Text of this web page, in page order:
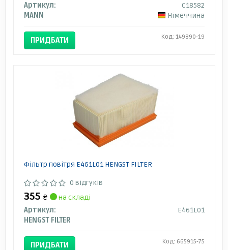
Артикул:
C18582
MANN
Німеччина
ПРИДБАТИ Код: 149890-19
Фільтр повітря E461L01 HENGST FILTER
0 відгуків
355 ₴
на складі
Артикул:
E461L01
HENGST FILTER
ПРИДБАТИ Код: 665915-75